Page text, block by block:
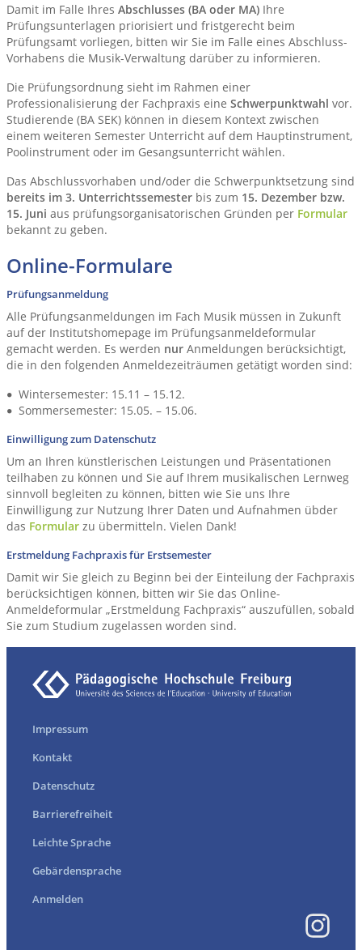
Damit im Falle Ihres Abschlusses (BA oder MA) Ihre
Prüfungsunterlagen priorisiert und fristgerecht beim
Prüfungsamt vorliegen, bitten wir Sie im Falle eines Abschluss-
Vorhabens die Musik-Verwaltung darüber zu informieren.
Die Prüfungsordnung sieht im Rahmen einer
Professionalisierung der Fachpraxis eine Schwerpunktwahl vor.
Studierende (BA SEK) können in diesem Kontext zwischen
einem weiteren Semester Unterricht auf dem Hauptinstrument,
Poolinstrument oder im Gesangsunterricht wählen.
Das Abschlussvorhaben und/oder die Schwerpunktsetzung sind
bereits im 3. Unterrichtssemester bis zum 15. Dezember bzw.
15. Juni aus prüfungsorganisatorischen Gründen per Formular
bekannt zu geben.
Online-Formulare
Prüfungsanmeldung
Alle Prüfungsanmeldungen im Fach Musik müssen in Zukunft
auf der Institutshomepage im Prüfungsanmeldeformular
gemacht werden. Es werden nur Anmeldungen berücksichtigt,
die in den folgenden Anmeldezeiträumen getätigt worden sind:
Wintersemester: 15.11 – 15.12.
Sommersemester: 15.05. – 15.06.
Einwilligung zum Datenschutz
Um an Ihren künstlerischen Leistungen und Präsentationen
teilhaben zu können und Sie auf Ihrem musikalischen Lernweg
sinnvoll begleiten zu können, bitten wie Sie uns Ihre
Einwilligung zur Nutzung Ihrer Daten und Aufnahmen übder
das Formular zu übermitteln. Vielen Dank!
Erstmeldung Fachpraxis für Erstsemester
Damit wir Sie gleich zu Beginn bei der Einteilung der Fachpraxis
berücksichtigen können, bitten wir Sie das Online-
Anmeldeformular „Erstmeldung Fachpraxis“ auszufüllen, sobald
Sie zum Studium zugelassen worden sind.
Impressum
Kontakt
Datenschutz
Barrierefreiheit
Leichte Sprache
Gebärdensprache
Anmelden